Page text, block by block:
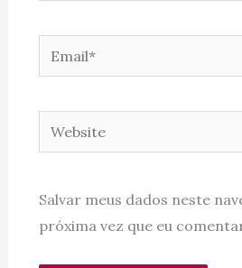
Email*
Website
Salvar meus dados neste
próxima vez que eu